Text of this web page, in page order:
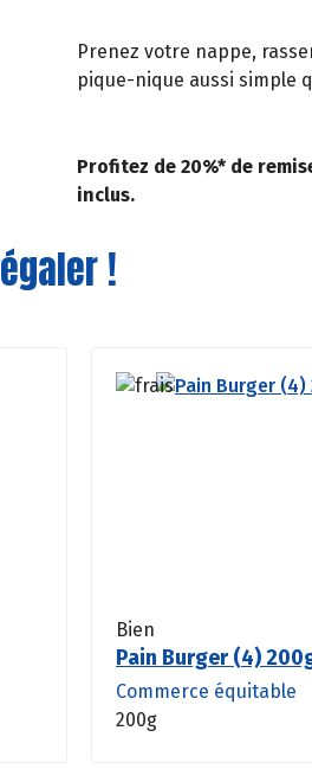
Prenez votre nappe,
pique-nique aussi simple
Profitez de 20%* de
inclus.
!
Bien
Pain Burger (4)
Commerce équitable
200g